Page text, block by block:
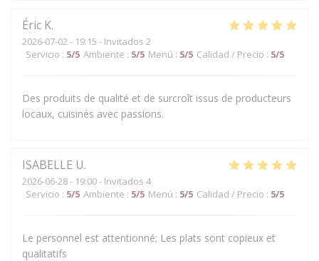
Éric K
2026-07-02 - 19:15 - Invitados 2
Servicio : 5/5 Ambiente : 5/5 Menú : 5/5 Calidad / Precio : 5/5
Des produits de qualité et de surcroît issus de producteurs
locaux, cuisinés avec passions.
ISABELLE U
2026-06-28- 19:00 - Invitados 4
Servicio : 5/5 Ambiente : 5/5 Menú : 5/5 Calidad / Precio : 5/5
Le personnel est attentionné; Les plats sont copieux et
qualitatifs